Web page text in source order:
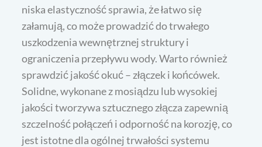
niska elastyczność sprawia, że łatwo się
załamują, co może prowadzić do trwałego
uszkodzenia wewnętrznej struktury i
ograniczenia przepływu wody. Warto również
sprawdzić jakość okuć – złączek i końcówek.
Solidne, wykonane z mosiądzu lub wysokiej
jakości tworzywa sztucznego złącza zapewnią
szczelność połączeń i odporność na korozję, co
jest istotne dla ogólnej trwałości systemu